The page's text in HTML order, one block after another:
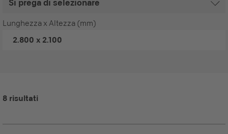
Lunghezza x Altezza (mm)
2.800 x 2.100
8 risultati